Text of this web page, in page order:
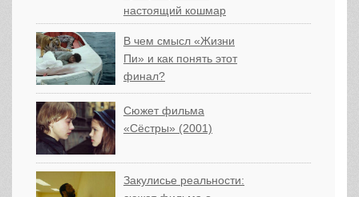
настоящий кошмар
В чем смысл «Жизни
Пи» и как понять этот
финал?
Сюжет фильма
«Сёстры» (2001)
Закулисье реальности: